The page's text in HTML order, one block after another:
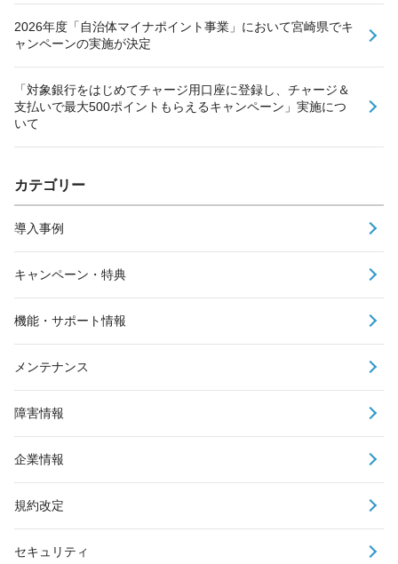
2026年度「自治体マイナポイント事業」において宮崎県でキ
ャンペーンの実施が決定
「対象銀行をはじめてチャージ用口座に登録し、チャージ＆
支払いで最大500ポイントもらえるキャンペーン」実施につ
いて
カテゴリー
導入事例
キャンペーン・特典
機能・サポート情報
メンテナンス
障害情報
企業情報
規約改定
セキュリティ